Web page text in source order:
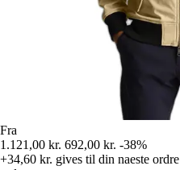
Fra
1.121,00 kr. 692,00 kr. -38%
+34,60 kr. gives til din naeste ordre